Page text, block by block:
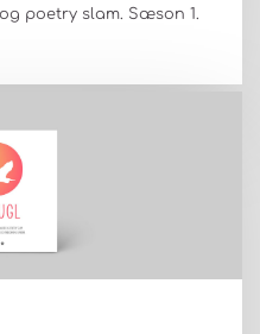
poetry slam. Sæson 1.